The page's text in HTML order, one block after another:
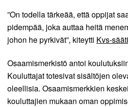
”On todella tärkeää, että oppijat
pidempää, joka auttaa heitä
johon he pyrkivät”, kiteytti Kvs-
Osaamismerkistö antoi
Kouluttajat totesivat sisältöjen
oleellisia. Osaamismerkkien
kouluttajien mukaan oman